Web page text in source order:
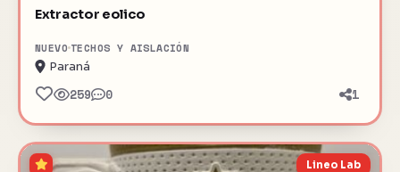
Extractor eolico
NUEVO TECHOS Y AISLACIÓN
Paraná
259 0 1
Lineo Lab